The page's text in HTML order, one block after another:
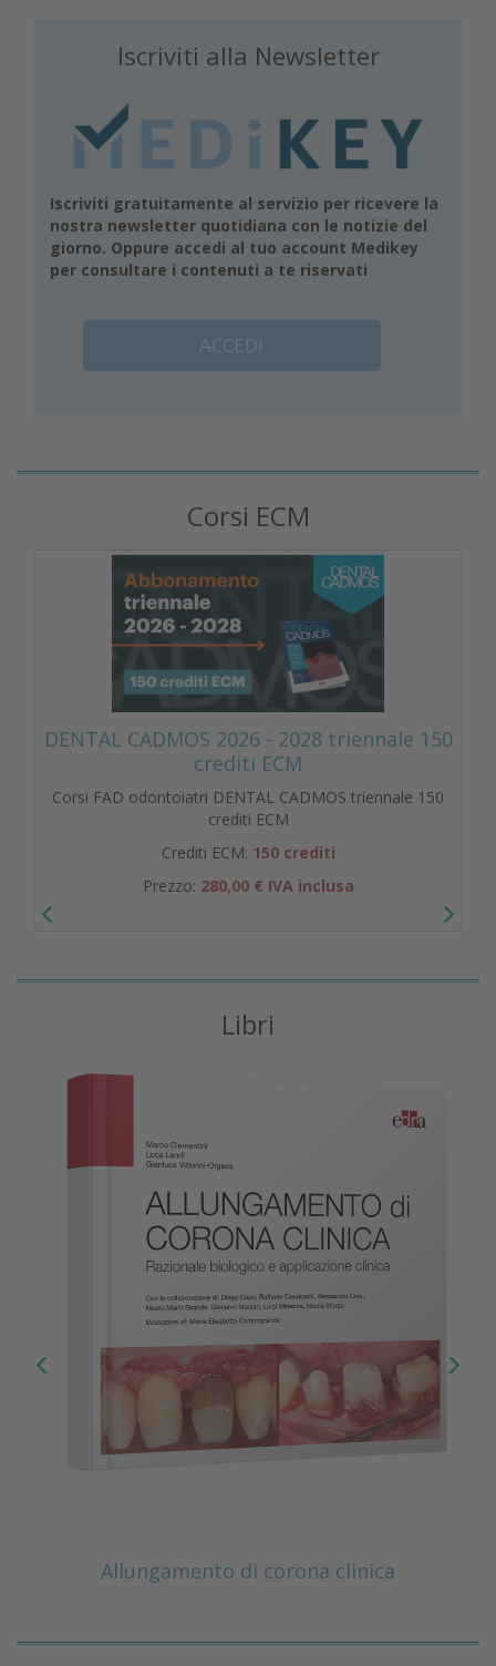
Iscriviti alla Newsletter
Iscriviti gratuitamente al servizio per ricevere la
nostra newsletter quotidiana con le notizie del
giorno. Oppure accedi al tuo account Medikey
per consultare i contenuti a te riservati
ACCEDI
Corsi ECM
DENTAL CADMOS 2026 - 2028 triennale 150
crediti ECM
Corsi FAD odontoiatri DENTAL CADMOS triennale 150
crediti ECM
Crediti ECM: 150 crediti
Prezzo: 280,00 € IVA inclusa
Libri
Allungamento di corona clinica